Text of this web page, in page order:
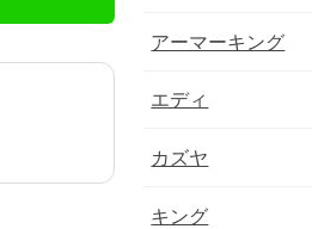
アーマーキング
エディ
カズヤ
キング